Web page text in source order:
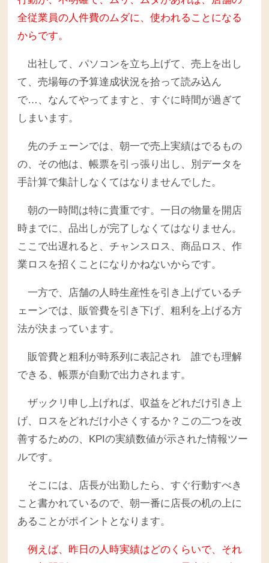
全従業員の人件費のムダに、使われることになる
からです。
出社して、パソコンを立ち上げて、売上を出し
て、売場毎の予算達成状況を拾って読み込ん
で…、なんてやってますと、すぐに時間が過ぎて
しまいます。
先のチェーンでは、朝一で売上実績はでるもの
の、その他は、帳票を引っ張り出し、別データを
手計算で集計しなくてはなりませんでした。
朝の一時間は特に貴重です。一日の物量を開店
時までに、品出しが完了しなくてはなりません。
ここで出遅れると、チャンスロス、商品ロス、作
業ロスを招くことになりかねないからです。
一方で、店舗の人時生産性を引き上げているチ
ェーンでは、販管費を引き下げ、粗利を上げる方
法が決まっています。
販管費と粗利が時系列に表記され 誰でも理解
できる、帳票が自動で出力されます。
ザックリ申し上げれば、収益をどれだけ引き上
げ、ロスをどれだけ小さくするか？この二つを改
善するための、KPIの実績数値が示された情報ツー
ルです。
そこには、店長が出勤したら、すぐ行動すべき
こと書かれているので、朝一番に店長の机の上に
あることがポイントとなります。
例えば、昨日の人時実績はどのくらいで、それ